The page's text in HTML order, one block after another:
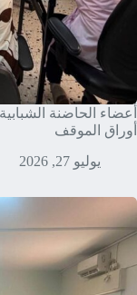
أعضاء الحاضنة
أوراق الموقف
يوليو 27, 2026